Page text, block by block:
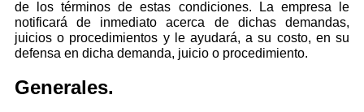
de los términos de estas condiciones. La empresa le
notificará de inmediato acerca de dichas demandas,
juicios o procedimientos y le ayudará, a su costo, en su
defensa en dicha demanda, juicio o procedimiento.
Generales.